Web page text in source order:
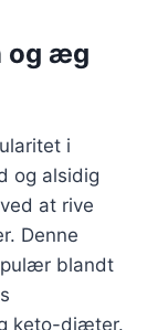
og æg
i
og alsidig
at rive
Denne
blandt
keto-diæter.